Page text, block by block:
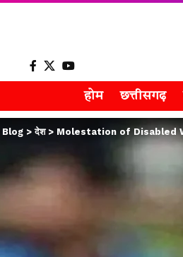
होम छत्तीसगढ़
Blog >देश> Molestation of Disabled